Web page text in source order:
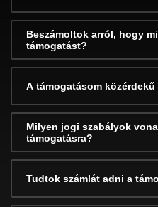
Beszámoltok arról, hogy
támogatást?
A támogatásom
Milyen jogi szabályok
támogatásra?
Tudtok számlát adni a